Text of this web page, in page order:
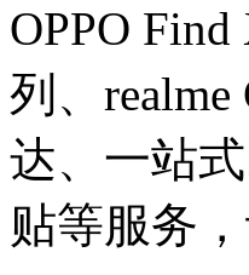
OPPO
列、
达、一站
贴等服务